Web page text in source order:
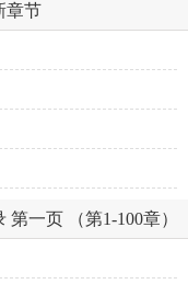
章节
一页 （第1-100章）